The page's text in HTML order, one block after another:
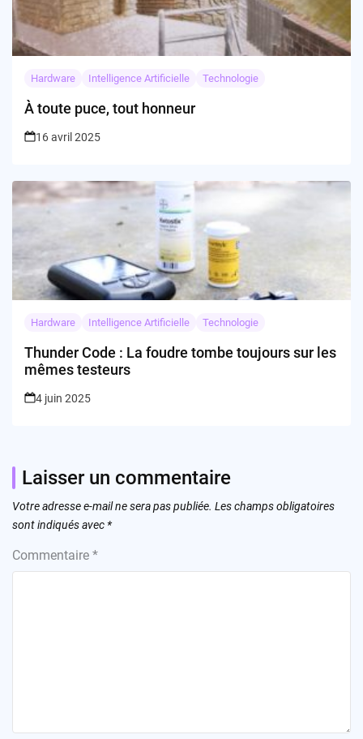
Hardware Intelligence Artificielle Technologie
À toute puce, tout honneur
16 avril 2025
Hardware Intelligence Artificielle Technologie
Thunder Code : La foudre tombe toujours sur les
mêmes testeurs
4 juin 2025
Laisser un commentaire
Votre adresse e-mail ne sera pas publiée. Les champs obligatoires
sont indiqués avec *
Commentaire *